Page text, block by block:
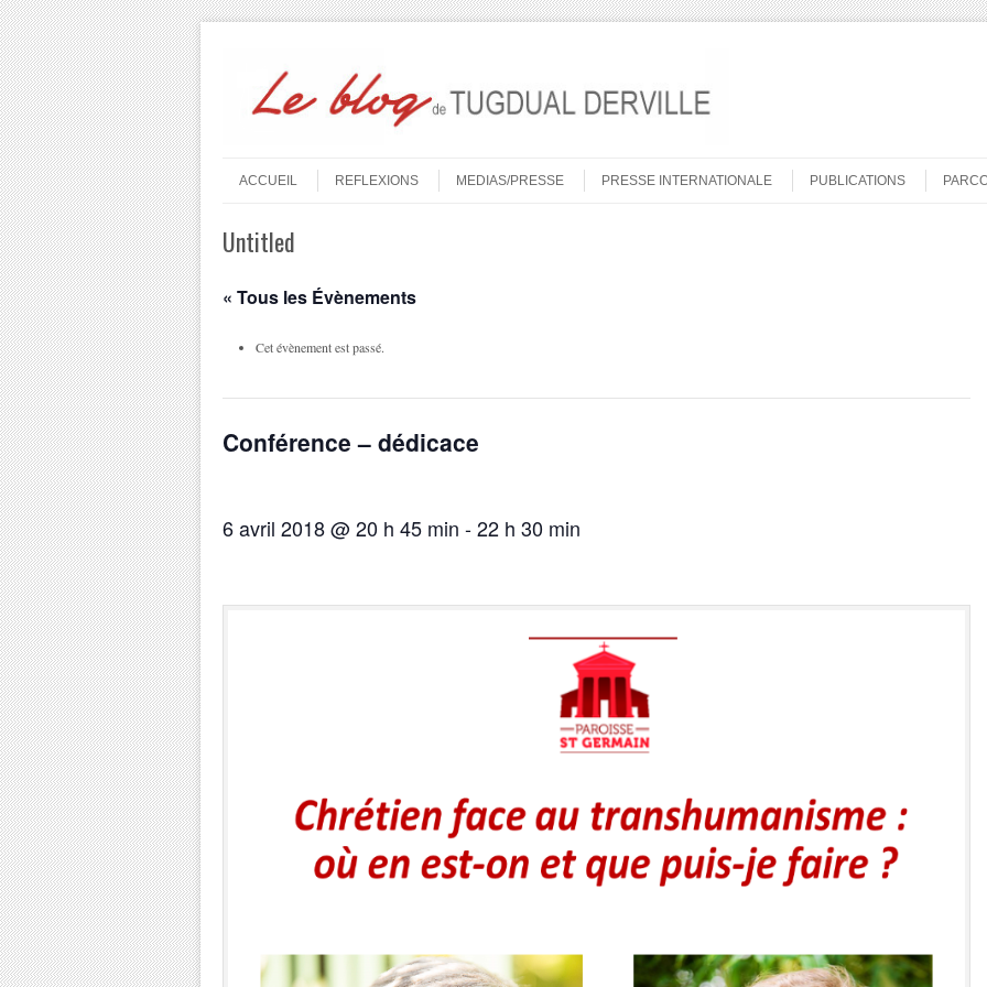
Menu
ACCUEIL
REFLEXIONS MEDIAS/PRESSE PRESSE INTERNATIONALE PUBLICATIONS
Untitled
« Tous les Évènements
Cet évènement est passé.
Conférence – dédicace
6 avril 2018 @ 20 h 45 min -22 h 30 min